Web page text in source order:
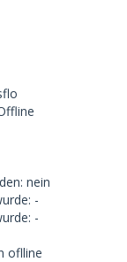
nein
-
-
oflline